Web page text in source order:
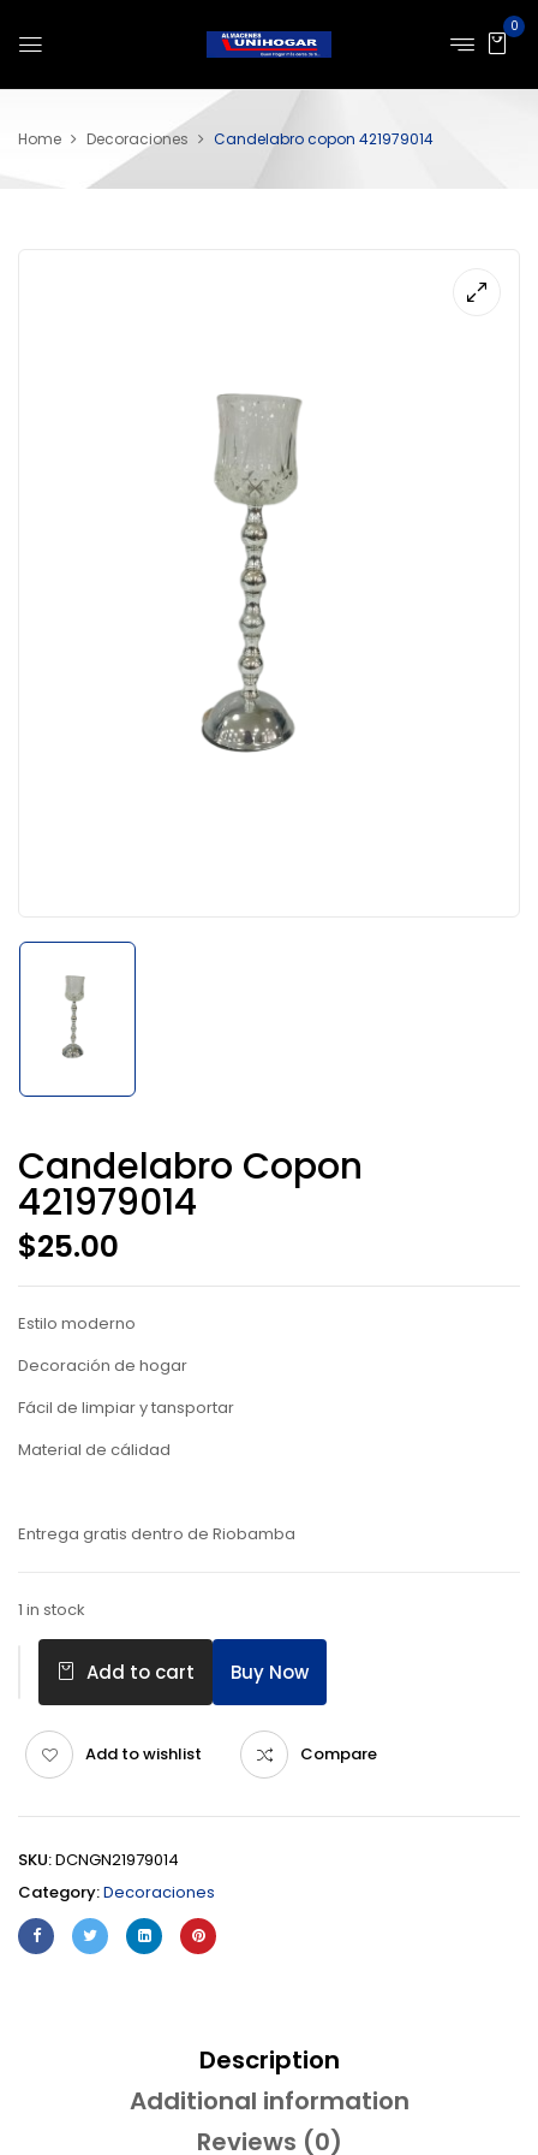
0
Home Decoraciones Candelabro copon 421979014
Candelabro Copon
421979014
$25.00
Estilo moderno
Decoración de hogar
Fácil de limpiar y tansportar
Material de cálidad
Entrega gratis dentro de Riobamba
1 in stock
Add to cart Buy Now
Add to wishlist Compare
SKU:DCNGN21979014
Category:Decoraciones
Description
Additional information
Reviews (0)